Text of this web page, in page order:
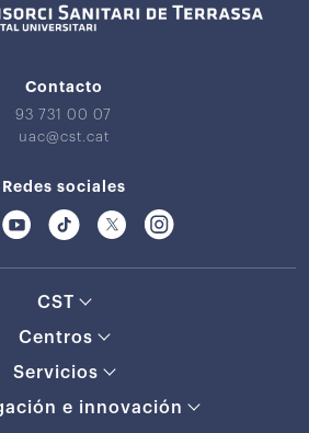
Contacto
93 731 00 07
uac@cst.cat
Redes sociales
CST
Centros
Servicios
e innovación